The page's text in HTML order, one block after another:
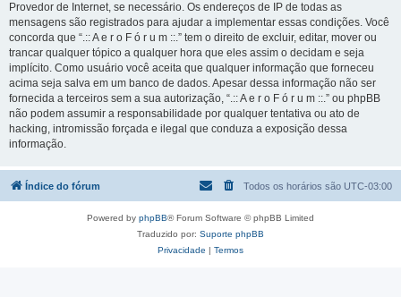
Provedor de Internet, se necessário. Os endereços de IP de todas as
mensagens são registrados para ajudar a implementar essas condições. Você
concorda que “.:: A e r o F ó r u m ::.” tem o direito de excluir, editar, mover ou
trancar qualquer tópico a qualquer hora que eles assim o decidam e seja
implícito. Como usuário você aceita que qualquer informação que forneceu
acima seja salva em um banco de dados. Apesar dessa informação não ser
fornecida a terceiros sem a sua autorização, “.:: A e r o F ó r u m ::.” ou phpBB
não podem assumir a responsabilidade por qualquer tentativa ou ato de
hacking, intromissão forçada e ilegal que conduza a exposição dessa
informação.
Índice do fórum Todos os horários são UTC-03:00
Powered by phpBB® Forum Software © phpBB Limited
Traduzido por: Suporte phpBB
Privacidade | Termos